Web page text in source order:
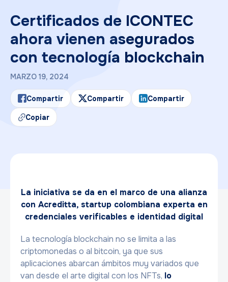
Certificados de ICONTEC
ahora vienen asegurados
con tecnología blockchain
MARZO 19, 2024
Compartir Compartir Compartir
Copiar
La iniciativa se da en el marco de una alianza
con Acreditta, startup colombiana experta en
credenciales verificables e identidad digital
La tecnología blockchain no se limita a las
criptomonedas o al bitcoin, ya que sus
aplicaciones abarcan ámbitos muy variados que
van desde el arte digital con los NFTs, lo